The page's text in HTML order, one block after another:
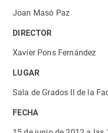
Joan Masó Paz
DIRECTOR
Xavier Pons Fernández
LUGAR
Sala de Grados II de la
FECHA